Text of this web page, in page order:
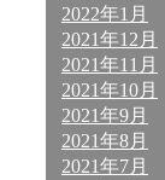
2022年1月
2021年12月
2021年11月
2021年10月
2021年9月
2021年8月
2021年7月